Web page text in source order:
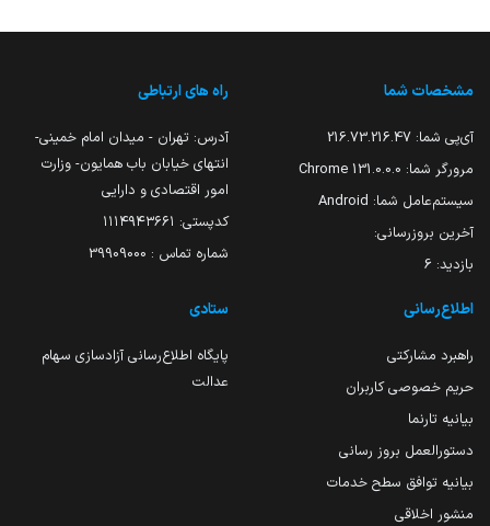
مشخصات شما
آی‌پی شما: 216.73.216.47
مرورگر شما: 131.0.0.0 Chrome
سیستم‌عامل شما: Android
آخرین بروزرسانی:
بازدید: 6
راه های ارتباطی
آدرس: تهران - میدان امام خمینی-
انتهای خیابان باب همایون- وزارت
امور اقتصادی و دارایی
کدپستی: ۱۱۱۴۹۴۳۶۶۱
شماره تماس : 39909000
اطلاع‌رسانی
راهبرد مشارکتی
حریم خصوصی کاربران
بیانیه تارنما
دستورالعمل بروز رسانی
بیانیه توافق سطح خدمات
منشور اخلاقی
ستادی
پایگاه اطلاع‌رسانی آزادسازی سهام
عدالت